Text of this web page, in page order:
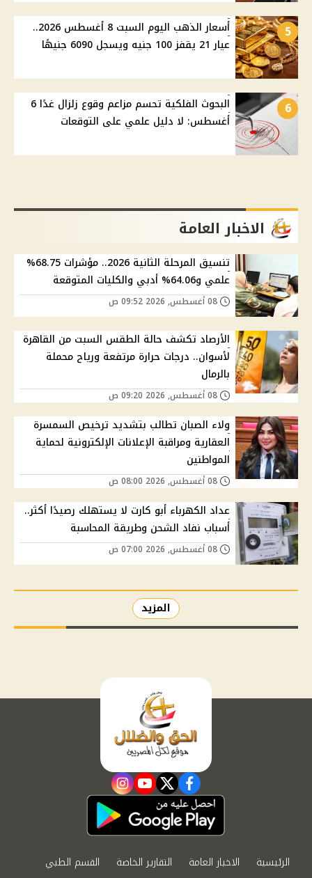
5
أسعار الذهب اليوم السبت 8 أغسطس 2026..
عيار 21 يقفز 100 جنيه ويسجل 6090 جنيهًا
6
البحوث الفلكية تحسم مزاعم وقوع زلزال غدًا 6
أغسطس: لا دليل علمي على التوقعات
الاخبار العامة
تنسيق المرحلة الثانية 2026.. مؤشرات 68.75%
علمي و64.06% أدبي والكليات المتوقعة
الأرصاد تكشف حالة الطقس السبت من القاهرة
لأسوان.. درجات حرارة مرتفعة ورياح محملة
بالرمال
ولاء الصبان تطالب بتشديد ترخيص السمسرة
العقارية ومراقبة الإعلانات الإلكترونية لحماية
المواطنين
عداد الكهرباء أبو كارت لا يستهلك رصيدًا أكثر..
أسباب نفاد الشحن وطريقة المحاسبة
المزيد
facebook
twitter
youtube
instagram
الرئيسية الاخبار العامة التقارير الخاصة
القسم الطبي